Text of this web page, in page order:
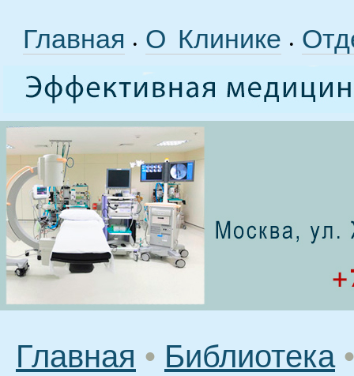
Главная • О Клинике •
Главная • Библиотека •